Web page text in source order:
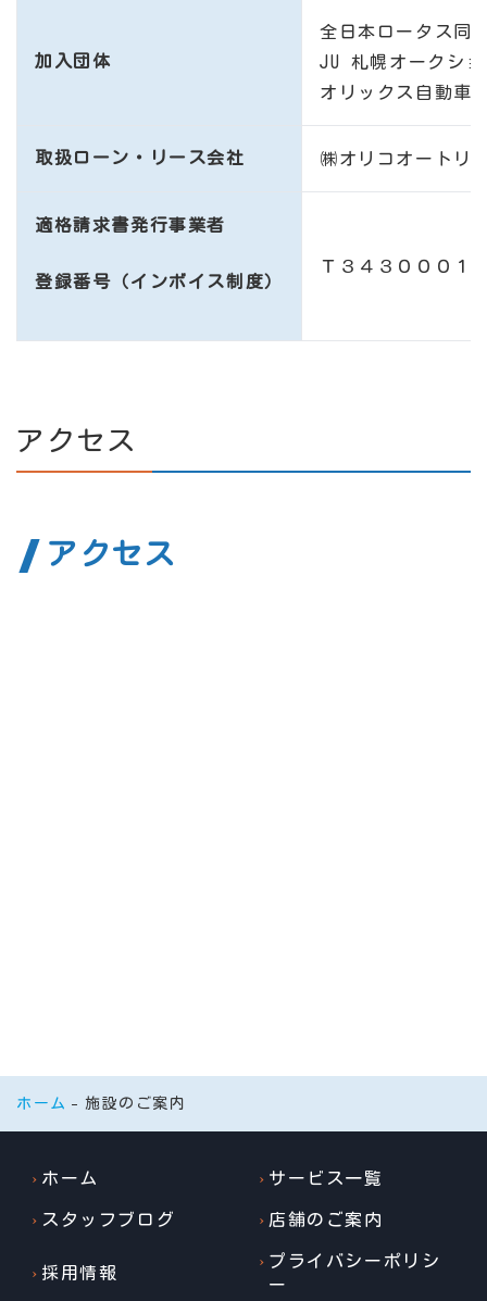
加入団体
全日本ロータス同
JU 札幌オークシ
オリックス自動車
取扱ローン・リース会社 ㈱オリコオートリ
適格請求書発行事業者
登録番号（インボイス制度）
Ｔ３４３０００１
アクセス
アクセス
ホーム 施設のご案内
ホーム サービス一覧
スタッフブログ 店舗のご案内
採用情報
プライバシーポリシ
ー